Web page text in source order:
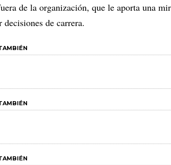
de la organización, que le aporta una
decisiones de carrera.